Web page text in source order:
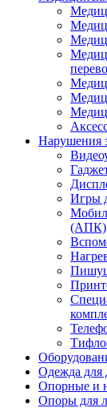
Нарушения
Игры
(АПК)
Одежда для
Опорные и
Опоры для